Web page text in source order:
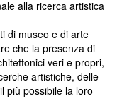
alla ricerca artistica
di museo e di arte
che la presenza di
veri e propri,
artistiche, delle
più possibile la loro